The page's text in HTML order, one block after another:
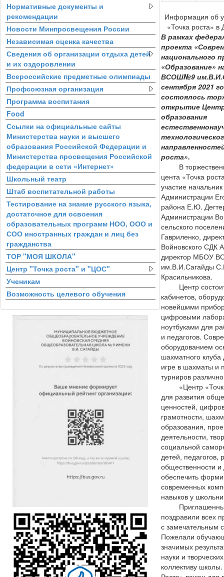
Нормативные документы и
рекомендации
Новости Минпросвещения России
Независимая оценка качества
Сведения об организации отдыха детей
и их оздоровлении
Всероссийские предметные олимпиады
Профсоюзная организация
Программа воспитания
Food
Ссылки на официальные сайты
Министерства науки и высшего
образования Российской Федерации и
Министерства просвещения Российской
федерации в сети «Интернет»
Школьный театр
Штаб воспитательной работы
Тестирование на знание русского языка,
достаточное для освоения
образовательных программ НОО, ООО и
СОО иностранных граждан и лиц без
гражданства
ТОР "МОЯ ШКОЛА"
Центр "Точка роста" и "ЦОС"
Ученикам
Возможность целевого обучения
Информация об
«Точка роста» в
В рамках
проекта
национального
«Образование»
ВСОШ№9
сентября 2021
состоялось
открытие
образования
роста».
В
цента «Точка
участие
Администрации
района Е.Ю.
Администрации
сельского
Гавриленко,
Войновского СДК
директор МБОУ
им.В.И.Сагайды
Красильникова.
Центр состоит
кабинетов,
новейшими
цифровыми
ноутбуками для
и педагогов.
оборудованием
шахматного
игре в шахматы и
турниров
«Центр «Точка
для развития
ценностей,
грамотности,
образования,
деятельности,
социальной
детей, педагогов,
общественности
обеспечить
современных
навыков у
поздравили всех
с замечательным
Пожелали
значимых
науки и
коллективу